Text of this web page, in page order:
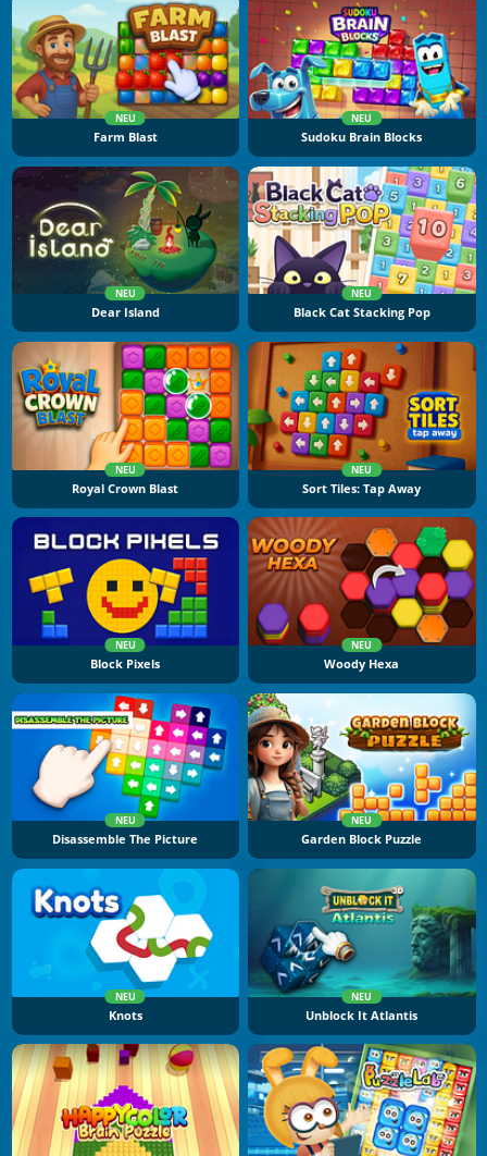
NEU
Farm Blast
NEU
Sudoku Brain Blocks
NEU
Dear Island
NEU
Black Cat Stacking Pop
NEU
Royal Crown Blast
NEU
Sort Tiles: Tap Away
NEU
Block Pixels
NEU
Woody Hexa
NEU
Disassemble The Picture
NEU
Garden Block Puzzle
NEU
Knots
NEU
Unblock It Atlantis